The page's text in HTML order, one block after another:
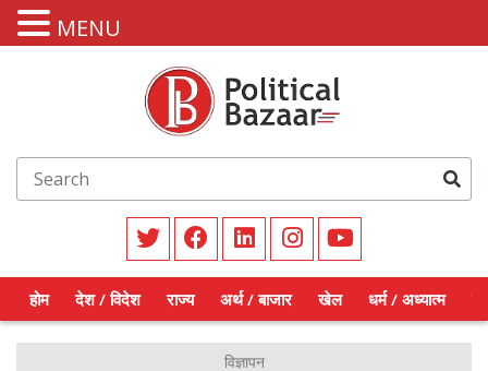
होम देश / विदेश राज्य अर्थ / बाजार खेल धर्म / अध्यात्म
MENU